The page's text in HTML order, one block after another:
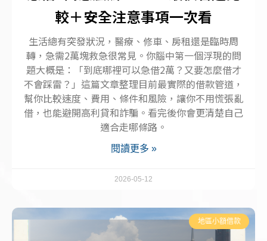
較＋安全注意事項一次看
生活總有突發狀況，醫療、修車、房租還是臨時周
轉，急需2萬塊救急很常見。你腦中第一個浮現的問
題大概是：「到底哪裡可以急借2萬？又要怎麼借才
不會踩雷？」這篇文章整理目前最實際的借款管道，
幫你比較速度、費用、條件和風險，讓你不用慌張亂
借，也能避開高利貸和詐騙。看完後你會更清楚自己
適合走哪條路。
閱讀更多 »
2026-05-12
地區小額借款